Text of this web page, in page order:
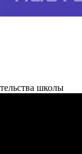
школы